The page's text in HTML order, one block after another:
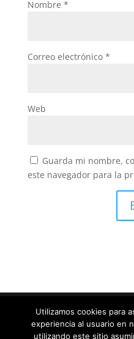
Nombre *
Correo electrónico *
Web
Guarda mi nombre,
este navegador para la
Diseñado porElegant
Utilizamos cookies para
experiencia al usuario en
utilizando este sitio